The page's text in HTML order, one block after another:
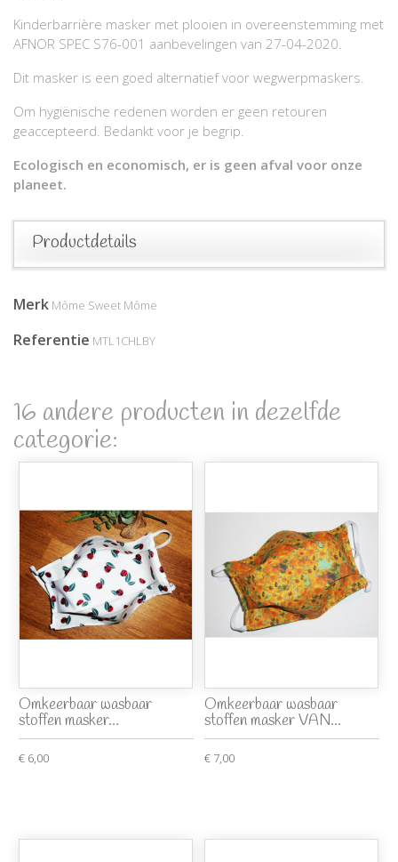
Kinderbarrière masker met plooien in overeenstemming met
AFNOR SPEC S76-001 aanbevelingen van 27-04-2020.
Dit masker is een goed alternatief voor wegwerpmaskers.
Om hygiënische redenen worden er geen retouren
geaccepteerd. Bedankt voor je begrip.
Ecologisch en economisch, er is geen afval voor onze
planeet.
Productdetails
Merk Môme Sweet Môme
Referentie MTL1CHLBY
16 andere producten in dezelfde
categorie:
Omkeerbaar wasbaar
stoffen masker...
€ 6,00
Omkeerbaar wasbaar
stoffen masker VAN...
€ 7,00